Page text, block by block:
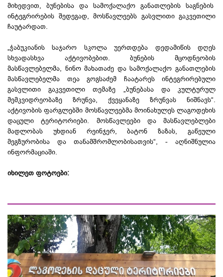
მიხედვით, ბუნებისა და სამოქალაქო განათლების საგნების
ინტეგრირების შედეგად, მოსწავლეებს გასვლითი გაკვეთილი
ჩაუტარდათ.
„ჭაბუკიანის საჯარო სკოლა უერთდება დედამიწის დღეს
სხვადასხვა აქტივობებით. ბუნების მცოდნეობის
მასწავლებელმა, ნინო მახათაძე და სამოქალაქო განათლების
მასწავლებელმა თეა გოგსაძემ ჩაატარეს ინტეგრირებული
გასვლითი გაკვეთილი თემაზე „ბუნებასა და კულტურულ
მემკვიდრეობაზე ზრუნვა, ქვეყანაზე ზრუნვას ნიშნავს“.
აქტივობის ფარგლებში მოსწავლეებმა მოინახულეს ლაგოდეხის
დაცული ტერიტორიები. მოსწავლეები და მასწავლებლები
მადლობას უხდიან რეინჯერ, ბატონ ზაზას, გაწეული
მეგზურობისა და თანამშრომლობისათვის“, - აღნიშნულია
ინფორმაციაში.
იხილეთ ფოტოები: